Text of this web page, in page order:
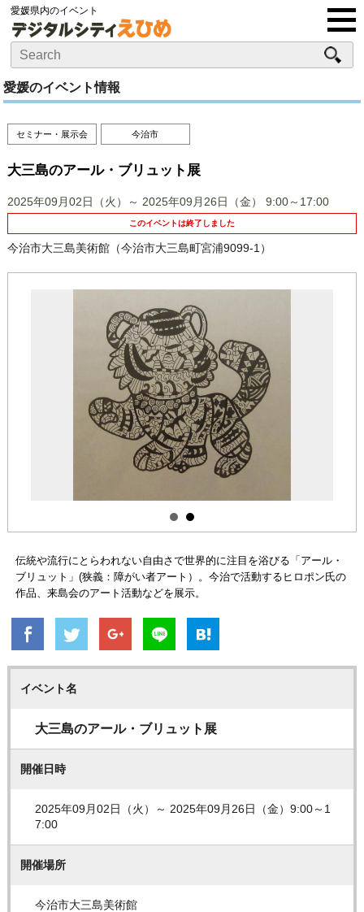
愛媛県内のイベント
愛媛のイベント情報
セミナー・展示会 今治市
大三島のアール・ブリュット展
2025年09月02日（火）～ 2025年09月26日（金） 9:00～17:00
このイベントは終了しました
今治市大三島美術館（今治市大三島町宮浦9099-1）
伝統や流行にとらわれない自由さで世界的に注目を浴びる「アール・
ブリュット」(狭義：障がい者アート）。今治で活動するヒロポン氏の
作品、来島会のアート活動などを展示。
イベント名
大三島のアール・ブリュット展
開催日時
2025年09月02日（火）～ 2025年09月26日（金）9:00～1
7:00
開催場所
今治市大三島美術館